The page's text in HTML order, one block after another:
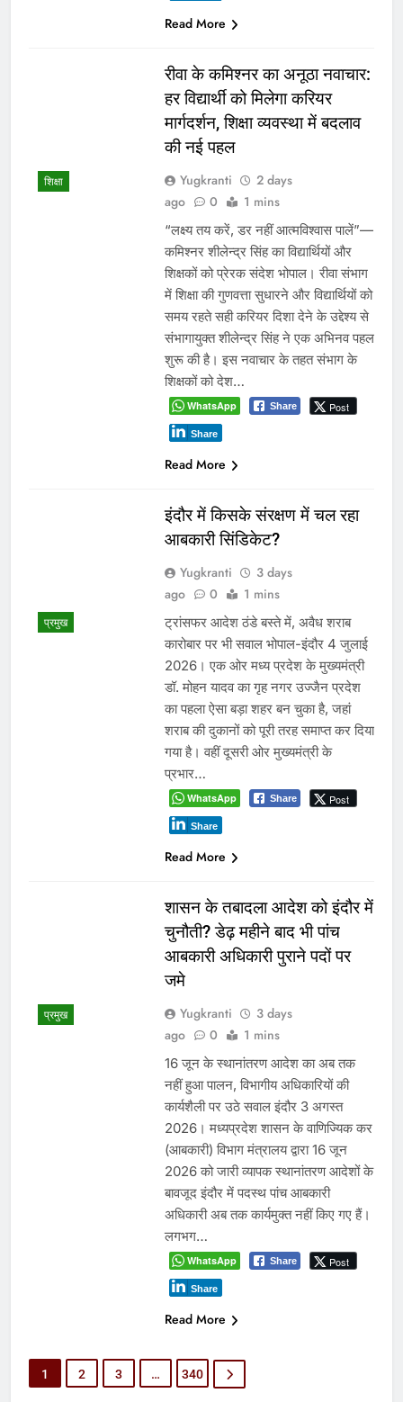
Read More
शिक्षा
रीवा के कमिश्नर का अनूठा नवाचार:
हर विद्यार्थी को मिलेगा करियर
मार्गदर्शन, शिक्षा व्यवस्था में बदलाव
की नई पहल
Yugkranti
2 days
ago
0 1 mins
“लक्ष्य तय करें, डर नहीं आत्मविश्वास पालें”—
कमिश्नर शीलेन्द्र सिंह का विद्यार्थियों और
शिक्षकों को प्रेरक संदेश भोपाल। रीवा संभाग
में शिक्षा की गुणवत्ता सुधारने और विद्यार्थियों को
समय रहते सही करियर दिशा देने के उद्देश्य से
संभागायुक्त शीलेन्द्र सिंह ने एक अभिनव पहल
शुरू की है। इस नवाचार के तहत संभाग के
शिक्षकों को देश…
WhatsApp Share Post
Share
Read More
प्रमुख
इंदौर में किसके संरक्षण में चल रहा
आबकारी सिंडिकेट?
Yugkranti
3 days
ago
0 1 mins
ट्रांसफर आदेश ठंडे बस्ते में, अवैध शराब
कारोबार पर भी सवाल भोपाल-इंदौर 4 जुलाई
2026। एक ओर मध्य प्रदेश के मुख्यमंत्री
डॉ. मोहन यादव का गृह नगर उज्जैन प्रदेश
का पहला ऐसा बड़ा शहर बन चुका है, जहां
शराब की दुकानों को पूरी तरह समाप्त कर दिया
गया है। वहीं दूसरी ओर मुख्यमंत्री के
प्रभार…
WhatsApp Share Post
Share
Read More
प्रमुख
शासन के तबादला आदेश को इंदौर में
चुनौती? डेढ़ महीने बाद भी पांच
आबकारी अधिकारी पुराने पदों पर
जमे
Yugkranti
3 days
ago
0 1 mins
16 जून के स्थानांतरण आदेश का अब तक
नहीं हुआ पालन, विभागीय अधिकारियों की
कार्यशैली पर उठे सवाल इंदौर 3 अगस्त
2026। मध्यप्रदेश शासन के वाणिज्यिक कर
(आबकारी) विभाग मंत्रालय द्वारा 16 जून
2026 को जारी व्यापक स्थानांतरण आदेशों के
बावजूद इंदौर में पदस्थ पांच आबकारी
अधिकारी अब तक कार्यमुक्त नहीं किए गए हैं।
लगभग…
WhatsApp Share Post
Share
Read More
1 2 3 … 340